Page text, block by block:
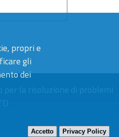
propri e
gli
dei
Accetto Privacy Policy
per la risoluzione di problemi